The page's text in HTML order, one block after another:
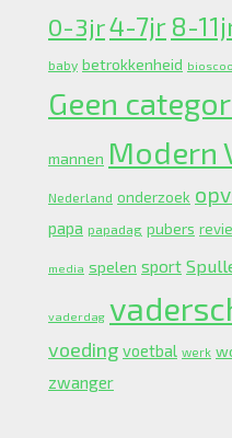
0-3jr4-7jr 8-
baby betrokkenheid
Geen
mannen Modern
Nederland onderzoek
papa papadag pubers
media spelen sport
vaderdag
voeding voetbal werk
zwanger